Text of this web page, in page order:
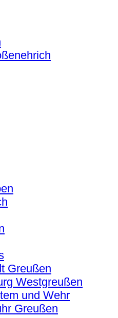
Greußen
Westgreußen
und Wehr
Greußen